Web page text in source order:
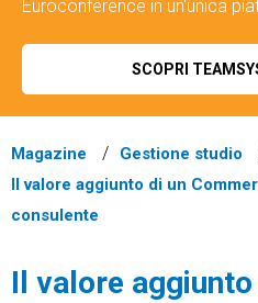
Euroconference in un'unica
SCOPRI
Magazine
Gestione studio
Il valore aggiunto di un
consulente
Il valore aggiunto